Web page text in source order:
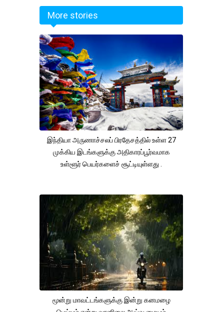
More stories
இந்தியா அருணாச்சலப் பிரதேசத்தில் உள்ள 27
முக்கிய இடங்களுக்கு அதிகாரப்பூர்வமாக
உள்ளூர் பெயர்களைச் சூட்டியுள்ளது .
மூன்று மாவட்டங்களுக்கு இன்று கனமழை